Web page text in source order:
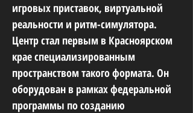
игровых приставок, виртуальной
реальности и ритм-симулятора.
Центр стал первым в Красноярском
крае специализированным
пространством такого формата. Он
оборудован в рамках федеральной
программы по созданию